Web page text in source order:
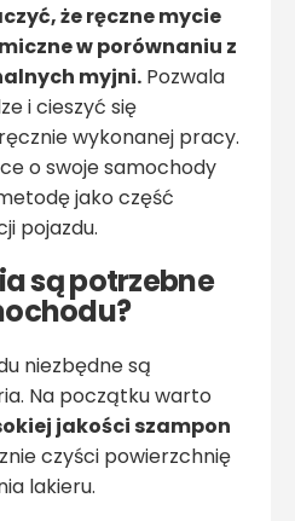
że ręczne mycie
w porównaniu z
myjni. Pozwala
i cieszyć się
wykonanej pracy.
o swoje samochody
jako część
pojazdu.
są potrzebne
niezbędne są
Na początku warto
jakości szampon
czyści powierzchnię
lakieru.